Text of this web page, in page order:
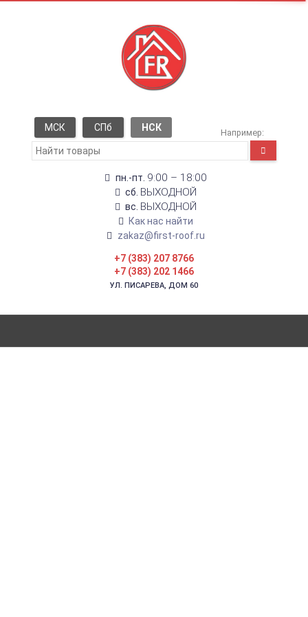
МСК СПб НСК Например:
пн.-пт. 9:00 – 18:00
сб. ВЫХОДНОЙ
вс. ВЫХОДНОЙ
Как нас найти
zakaz@first-roof.ru
+7 (383) 207 8766
+7 (383) 202 1466
УЛ. ПИСАРЕВА, ДОМ 60